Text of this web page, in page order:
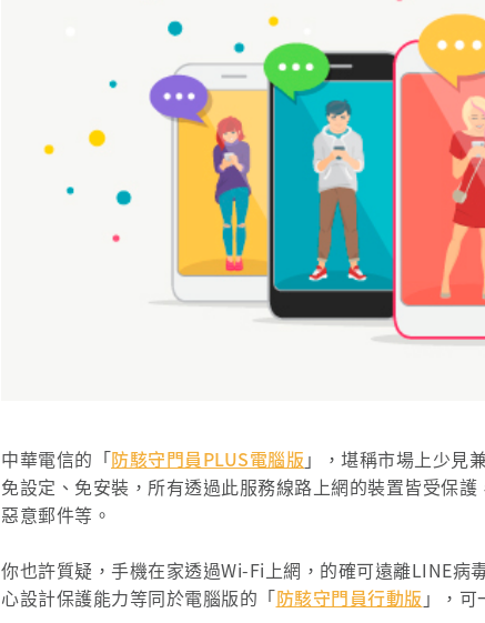
中華電信的「防駭守門員PLUS電腦版 」，堪稱市場上少見
免設定、免安裝，所有透過此服務線路上網的裝置皆受保
惡意郵件等。
你也許質疑，手機在家透過Wi-Fi上網，的確可遠離LINE
心設計保護能力等同於電腦版的「防駭守門員行動版 」，